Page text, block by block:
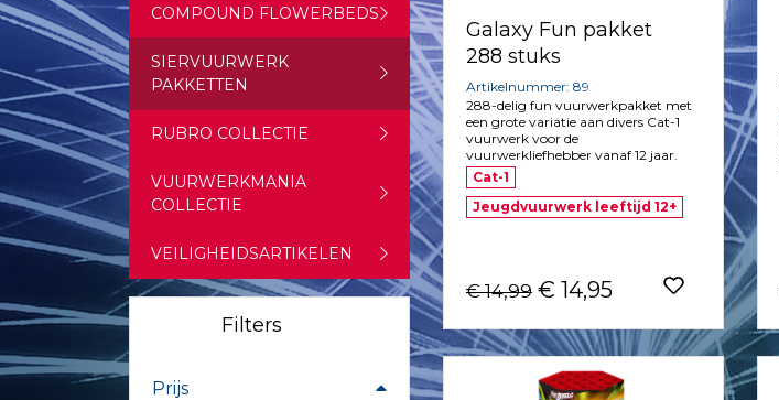
COMPOUND FLOWERBEDS
SIERVUURWERK
PAKKETTEN
RUBRO COLLECTIE
VUURWERKMANIA
COLLECTIE
VEILIGHEIDSARTIKELEN
Filters
Prijs
Galaxy Fun pakket
288 stuks
Artikelnummer: 89
288-delig fun vuurwerkpakket met
een grote variatie aan divers Cat-1
vuurwerk voor de
vuurwerkliefhebber vanaf 12 jaar.
Cat-1
Jeugdvuurwerk leeftijd 12+
€ 14,99 € 14,95